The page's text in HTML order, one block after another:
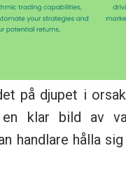
på djupet i
en klar bild av
handlare hålla